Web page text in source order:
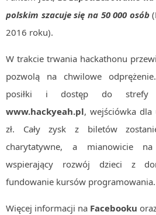
polskim szacuje się na 50 000 osób
2016 roku).
W trakcie trwania hackathonu
pozwolą na chwilowe
posiłki i dostęp do strefy
www.hackyeah.pl, wejściówka dla
zł. Cały zysk z biletów
charytatywne, a mianowicie
wspierający rozwój dzieci z
fundowanie kursów programowania.
Więcej informacji na Facebooku